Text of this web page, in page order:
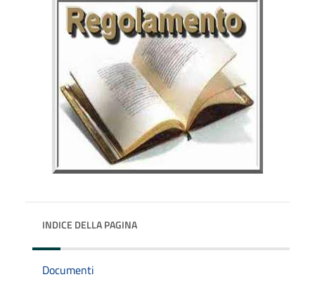
INDICE DELLA PAGINA
Documenti